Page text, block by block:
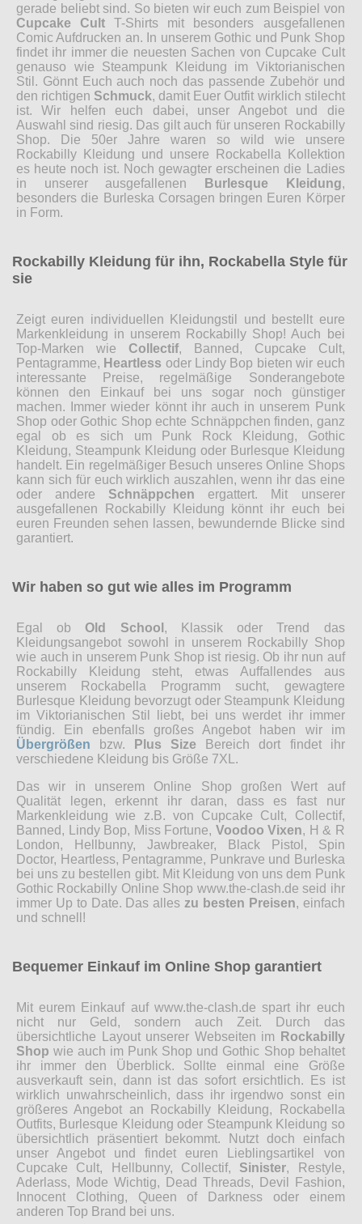
gerade beliebt sind. So bieten wir euch zum Beispiel von
Cupcake Cult T-Shirts mit besonders ausgefallenen
Comic Aufdrucken an. In unserem Gothic und Punk Shop
findet ihr immer die neuesten Sachen von Cupcake Cult
genauso wie Steampunk Kleidung im Viktorianischen
Stil. Gönnt Euch auch noch das passende Zubehör und
den richtigen Schmuck, damit Euer Outfit wirklich stilecht
ist. Wir helfen euch dabei, unser Angebot und die
Auswahl sind riesig. Das gilt auch für unseren Rockabilly
Shop. Die 50er Jahre waren so wild wie unsere
Rockabilly Kleidung und unsere Rockabella Kollektion
es heute noch ist. Noch gewagter erscheinen die Ladies
in unserer ausgefallenen
Burlesque Kleidung,
besonders die Burleska Corsagen bringen Euren Körper
in Form.
Rockabilly Kleidung für ihn, Rockabella Style für
sie
Zeigt euren individuellen Kleidungstil und bestellt eure
Markenkleidung in unserem Rockabilly Shop! Auch bei
Top-Marken wie Collectif, Banned, Cupcake Cult,
Pentagramme, Heartless oder Lindy Bop bieten wir euch
interessante Preise, regelmäßige Sonderangebote
können den Einkauf bei uns sogar noch günstiger
machen. Immer wieder könnt ihr auch in unserem Punk
Shop oder Gothic Shop echte Schnäppchen finden, ganz
egal ob es sich um Punk Rock Kleidung, Gothic
Kleidung, Steampunk Kleidung oder Burlesque Kleidung
handelt. Ein regelmäßiger Besuch unseres Online Shops
kann sich für euch wirklich auszahlen, wenn ihr das eine
oder andere Schnäppchen ergattert. Mit unserer
ausgefallenen Rockabilly Kleidung könnt ihr euch bei
euren Freunden sehen lassen, bewundernde Blicke sind
garantiert.
Wir haben so gut wie alles im Programm
Egal ob Old School , Klassik oder Trend das
Kleidungsangebot sowohl in unserem Rockabilly Shop
wie auch in unserem Punk Shop ist riesig. Ob ihr nun auf
Rockabilly Kleidung steht, etwas Auffallendes aus
unserem Rockabella Programm sucht, gewagtere
Burlesque Kleidung bevorzugt oder Steampunk Kleidung
im Viktorianischen Stil liebt, bei uns werdet ihr immer
fündig. Ein ebenfalls großes Angebot haben wir im
Übergrößen bzw. Plus Size Bereich dort findet ihr
verschiedene Kleidung bis Größe 7XL.
Das wir in unserem Online Shop großen Wert auf
Qualität legen, erkennt ihr daran, dass es fast nur
Markenkleidung wie z.B. von Cupcake Cult, Collectif,
Banned, Lindy Bop, Miss Fortune, Voodoo Vixen, H & R
London, Hellbunny, Jawbreaker, Black Pistol, Spin
Doctor, Heartless, Pentagramme, Punkrave und Burleska
bei uns zu bestellen gibt. Mit Kleidung von uns dem Punk
Gothic Rockabilly Online Shop www.the-clash.de seid ihr
immer Up to Date. Das alles zu besten Preisen, einfach
und schnell!
Bequemer Einkauf im Online Shop garantiert
Mit eurem Einkauf auf www.the-clash.de spart ihr euch
nicht nur Geld, sondern auch Zeit. Durch das
übersichtliche Layout unserer Webseiten im
Rockabilly
Shop wie auch im Punk Shop und Gothic Shop behaltet
ihr immer den Überblick. Sollte einmal eine Größe
ausverkauft sein, dann ist das sofort ersichtlich. Es ist
wirklich unwahrscheinlich, dass ihr irgendwo sonst ein
größeres Angebot an Rockabilly Kleidung, Rockabella
Outfits, Burlesque Kleidung oder Steampunk Kleidung so
übersichtlich präsentiert bekommt. Nutzt doch einfach
unser Angebot und findet euren Lieblingsartikel von
Cupcake Cult, Hellbunny, Collectif, Sinister, Restyle,
Aderlass, Mode Wichtig, Dead Threads, Devil Fashion,
Innocent Clothing, Queen of Darkness oder einem
anderen Top Brand bei uns.